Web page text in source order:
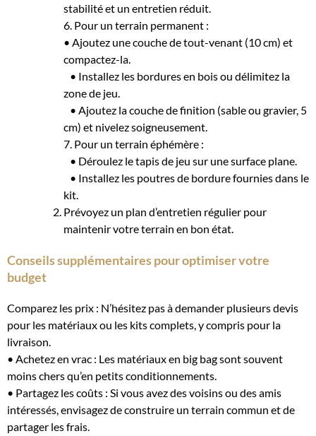
stabilité et un entretien réduit.
6. Pour un terrain permanent :
• Ajoutez une couche de tout-venant (10 cm) et
compactez-la.
• Installez les bordures en bois ou délimitez la
zone de jeu.
• Ajoutez la couche de finition (sable ou gravier, 5
cm) et nivelez soigneusement.
7. Pour un terrain éphémère :
• Déroulez le tapis de jeu sur une surface plane.
• Installez les poutres de bordure fournies dans le
kit.
Prévoyez un plan d’entretien régulier pour
maintenir votre terrain en bon état.
Conseils supplémentaires pour optimiser votre
budget
Comparez les prix : N’hésitez pas à demander plusieurs devis
pour les matériaux ou les kits complets, y compris pour la
livraison.
• Achetez en vrac : Les matériaux en big bag sont souvent
moins chers qu’en petits conditionnements.
• Partagez les coûts : Si vous avez des voisins ou des amis
intéressés, envisagez de construire un terrain commun et de
partager les frais.